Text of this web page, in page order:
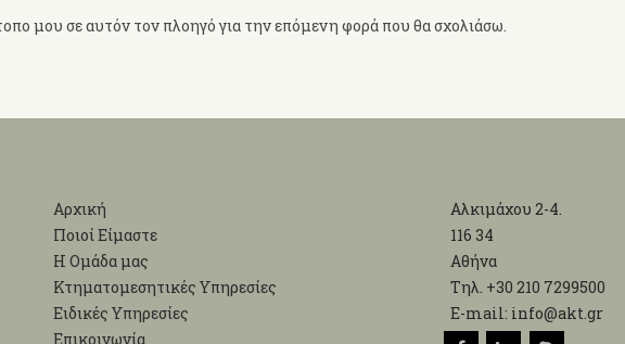
μου σε αυτόν τον πλοηγό για την επόμενη φορά που θα σχολιάσω.
Αρχική
Ποιοί Είμαστε
Η Ομάδα μας
Κτηματομεσητικές Υπηρεσίες
Ειδικές Υπηρεσίες
Επικοινωνία
Αλκιμάχου 2-4.
116 34
Αθήνα
Τηλ. +30 210 7299500
Ε-mail: info@akt.gr